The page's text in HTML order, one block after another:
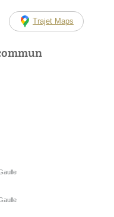
Trajet Maps